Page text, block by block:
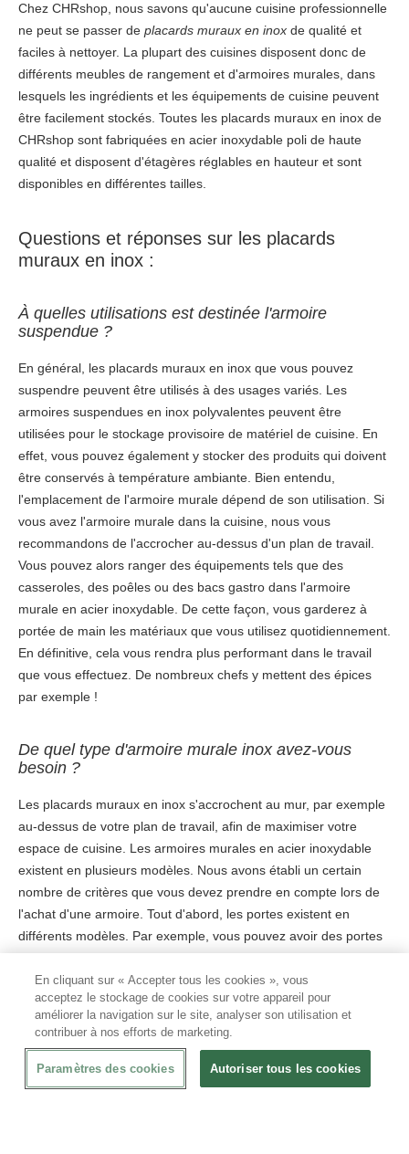
Chez CHRshop, nous savons qu'aucune cuisine professionnelle
ne peut se passer de placards muraux en inox de qualité et
faciles à nettoyer. La plupart des cuisines disposent donc de
différents meubles de rangement et d'armoires murales, dans
lesquels les ingrédients et les équipements de cuisine peuvent
être facilement stockés. Toutes les placards muraux en inox de
CHRshop sont fabriquées en acier inoxydable poli de haute
qualité et disposent d'étagères réglables en hauteur et sont
disponibles en différentes tailles.
Questions et réponses sur les placards
muraux en inox :
À quelles utilisations est destinée l'armoire
suspendue ?
En général, les placards muraux en inox que vous pouvez
suspendre peuvent être utilisés à des usages variés. Les
armoires suspendues en inox polyvalentes peuvent être
utilisées pour le stockage provisoire de matériel de cuisine. En
effet, vous pouvez également y stocker des produits qui doivent
être conservés à température ambiante. Bien entendu,
l'emplacement de l'armoire murale dépend de son utilisation. Si
vous avez l'armoire murale dans la cuisine, nous vous
recommandons de l'accrocher au-dessus d'un plan de travail.
Vous pouvez alors ranger des équipements tels que des
casseroles, des poêles ou des bacs gastro dans l'armoire
murale en acier inoxydable. De cette façon, vous garderez à
portée de main les matériaux que vous utilisez quotidiennement.
En définitive, cela vous rendra plus performant dans le travail
que vous effectuez. De nombreux chefs y mettent des épices
par exemple !
De quel type d'armoire murale inox avez-vous
besoin ?
Les placards muraux en inox s'accrochent au mur, par exemple
au-dessus de votre plan de travail, afin de maximiser votre
espace de cuisine. Les armoires murales en acier inoxydable
existent en plusieurs modèles. Nous avons établi un certain
nombre de critères que vous devez prendre en compte lors de
l'achat d'une armoire. Tout d'abord, les portes existent en
différents modèles. Par exemple, vous pouvez avoir des portes
ou une armoire partiellement ouverte et partiellement fermées.
Deuxièmement, nous vous recommandons d'examiner le
système de porte. Par exemple, il existe des armoires murales
en acier inoxydable avec des portes coulissantes et/ou des
portes battantes. Enfin, vous pouvez également choisir des
armoires murales en acier inoxydable avec plusieurs portes ou
le moins de portes possible. En résumé, la gamme de nos
En cliquant sur « Accepter tous les cookies », vous
acceptez le stockage de cookies sur votre appareil pour
améliorer la navigation sur le site, analyser son utilisation et
contribuer à nos efforts de marketing.
Paramètres des cookies Autoriser tous les cookies